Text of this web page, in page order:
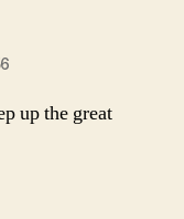
up the great